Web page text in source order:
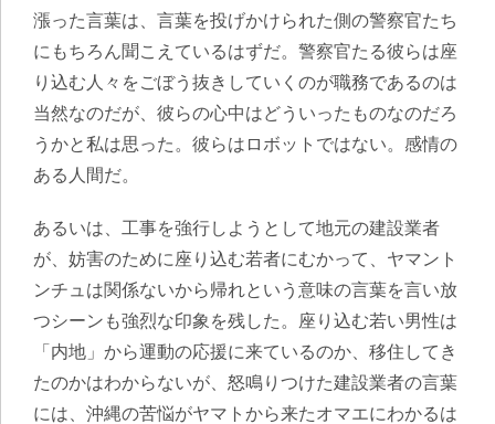
漲った言葉は、言葉を投げかけられた側の警察官たち
にもちろん聞こえているはずだ。警察官たる彼らは座
り込む人々をごぼう抜きしていくのが職務であるのは
当然なのだが、彼らの心中はどういったものなのだろ
うかと私は思った。彼らはロボットではない。感情の
ある人間だ。
あるいは、工事を強行しようとして地元の建設業者
が、妨害のために座り込む若者にむかって、ヤマント
ンチュは関係ないから帰れという意味の言葉を言い放
つシーンも強烈な印象を残した。座り込む若い男性は
「内地」から運動の応援に来ているのか、移住してき
たのかはわからないが、怒鳴りつけた建設業者の言葉
には、沖縄の苦悩がヤマトから来たオマエにわかるは